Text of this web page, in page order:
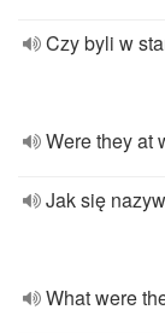
Czy byli w
Were they at
Jak się
What were